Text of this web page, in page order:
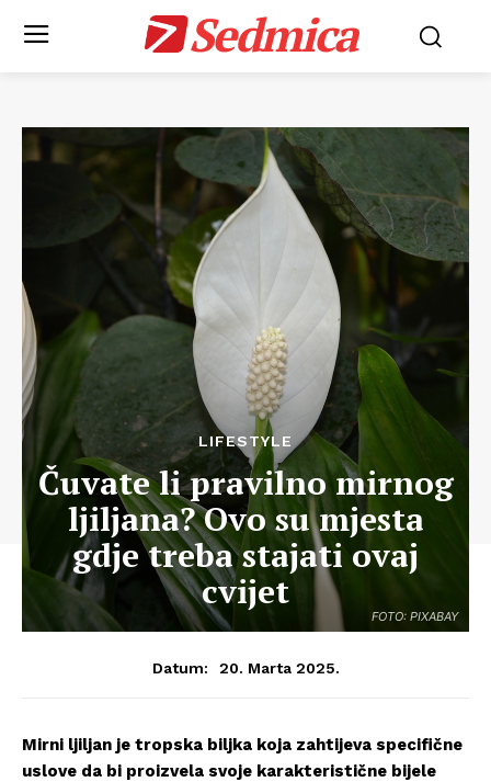
Sedmica
FOTO: PIXABAY
LIFESTYLE
Čuvate li pravilno mirnog
ljiljana? Ovo su mjesta
gdje treba stajati ovaj
cvijet
Datum: 20. Marta 2025.
Mirni ljiljan je tropska biljka koja zahtijeva specifične
uslove da bi proizvela svoje karakteristične bijele